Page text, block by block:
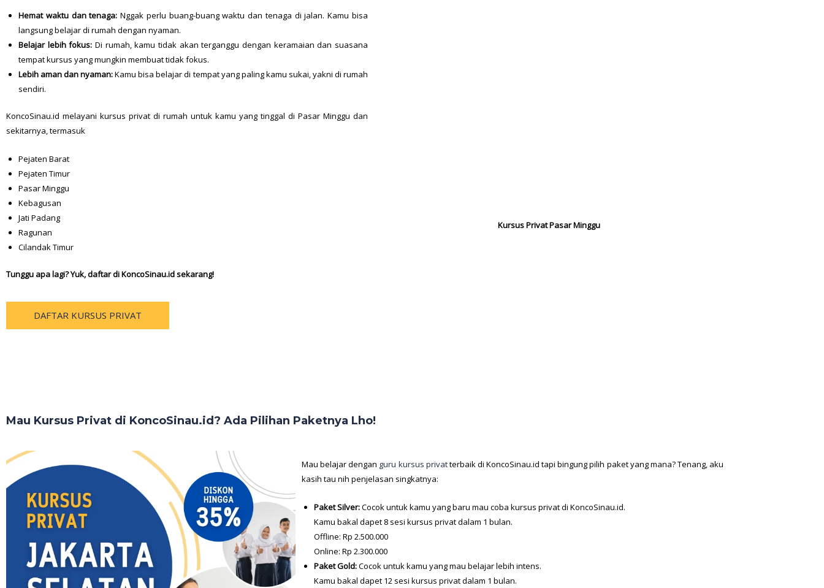
Hemat waktu dan tenaga: Nggak perlu buang-buang waktu dan tenaga di jalan. Kamu bisa
langsung belajar di rumah dengan nyaman.
Belajar lebih fokus: Di rumah, kamu tidak akan terganggu dengan keramaian dan suasana
tempat kursus yang mungkin membuat tidak fokus.
Lebih aman dan nyaman:Kamu bisa belajar di tempat yang paling kamu sukai, yakni di rumah
sendiri.
KoncoSinau.id melayani kursus privat di rumah untuk kamu yang tinggal di Pasar Minggu dan
sekitarnya, termasuk
Pejaten Barat
Pejaten Timur
Pasar Minggu
Kebagusan
Jati Padang
Ragunan
Cilandak Timur
Tunggu apa lagi? Yuk, daftar di KoncoSinau.id sekarang!
DAFTAR KURSUS PRIVAT
Kursus Privat Pasar Minggu
Mau Kursus Privat di KoncoSinau.id? Ada Pilihan Paketnya Lho!
Mau belajar dengan guru kursus privatterbaik di KoncoSinau.id tapi bingung pilih paket yang mana? Tenang, aku
kasih tau nih penjelasan singkatnya:
Paket Silver:Cocok untuk kamu yang baru mau coba kursus privat di KoncoSinau.id.
Kamu bakal dapet 8 sesi kursus privat dalam 1 bulan.
Offline: Rp 2.500.000
Online: Rp 2.300.000
Paket Gold:Cocok untuk kamu yang mau belajar lebih intens.
Kamu bakal dapet 12 sesi kursus privat dalam 1 bulan.